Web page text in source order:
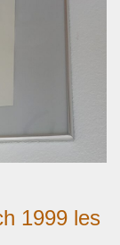
1999 les